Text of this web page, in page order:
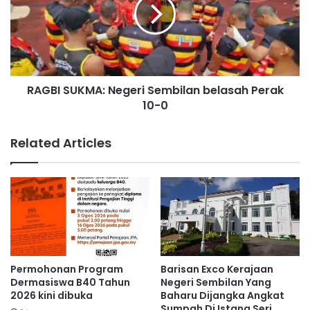
kepada kesihatan,” kata Arul Kumar.
a
h
m
e
s
r
s
a
m
a
a
s
a
r
a
B
I
S
U
K
M
g
e
r
i
S
m
b
i
l
a
n
RAGBI SUKMA: Negeri Sembilan belasah Perak
10-0
Related Articles
Permohonan Program
Dermasiswa B40 Tahun
2026 kini dibuka
Barisan Exco Kerajaan
Negeri Sembilan Yang
Baharu Dijangka Angkat